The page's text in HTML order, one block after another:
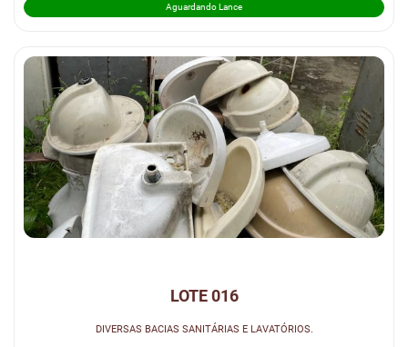
Aguardando Lance
LOTE 016
DIVERSAS BACIAS SANITÁRIAS E LAVATÓRIOS.